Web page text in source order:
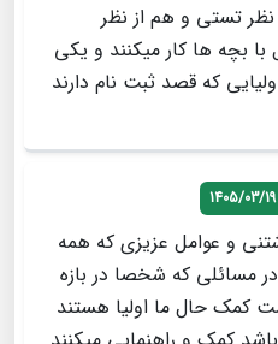
نظر تستی و هم از نظر
بچه ها کار میکنند و یکی
که قصد ثبت نام دارند
1405/03/19
و عوامل عزیزی که همه
مسائلی که شخصا در بازه
کمک حال ما اولیا هستند